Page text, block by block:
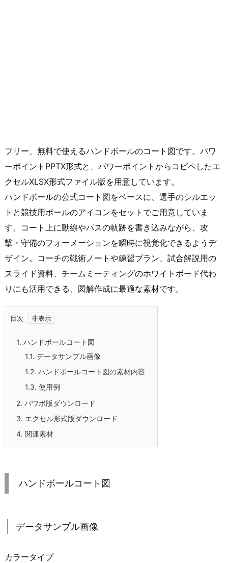
フリー、無料で使えるハンドボールのコート図です。パワ
ーポイントPPTX形式と、パワーポイントからコピペしたエ
クセルXLSX形式ファイル版を用意しています。
ハンドボールの公式コート図をベースに、選手のシルエッ
トと競技用ボールのアイコンをセットでご用意していま
す。コート上に動線やパスの軌跡を書き込みながら、攻
撃・守備のフォーメーションを瞬時に視覚化できるようデ
ザイン。コーチの戦術ノートや練習プラン、試合解説用の
スライド資料、チームミーティングのホワイトボード代わ
りにも活用できる、図解作成に最適な素材です。
目次
1. ハンドボールコート図
1.1. データサンプル画像
1.2. ハンドボールコート図の素材内容
1.3. 使用例
2. パワポ版ダウンロード
3. エクセル形式版ダウンロード
4. 関連素材
ハンドボールコート図
データサンプル画像
カラータイプ